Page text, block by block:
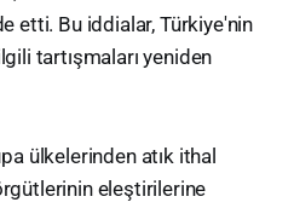
etti. Bu iddialar, Türkiye'nin
tartışmaları yeniden
ülkelerinden atık ithal
eleştirilerine